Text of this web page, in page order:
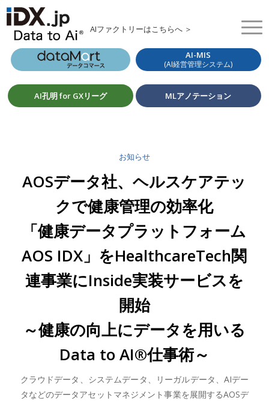
AIファクトリーはこちらへ ＞
AI-MIS
(AI経営管理システム)
AI孔明 for GXリーグ MLアノテーション
お知らせ
AOSデータ社、ヘルスケアテッ
クで健康管理の効率化
「健康データプラットフォーム
AOS IDX」をHealthcareTech関
連事業にInside実装サービスを
開始
～健康の向上にデータを用いる
Data to AI®仕事術～
クラウドデータ、システムデータ、リーガルデータ、AIデー
タなどのデータアセットマネジメント事業を展開するAOSデ